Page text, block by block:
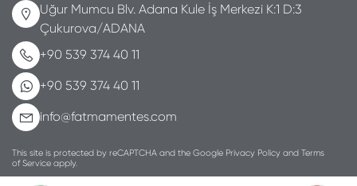
Uğur Mumcu Blv. Adana Kule İş Merkezi K:1 D:3
Çukurova/ADANA
+90 539 374 40 11
+90 539 374 40 11
info@fatmamentes.com
This site is protected by reCAPTCHA and the Google Privacy Policy and Terms
of Service apply.